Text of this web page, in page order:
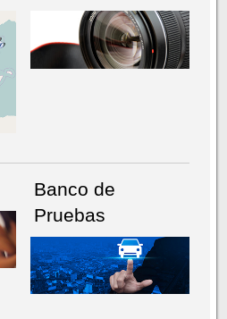
Banco de
Pruebas